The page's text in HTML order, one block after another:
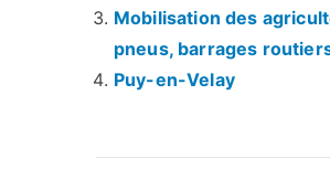
Mobilisation des
pneus, barrages
Puy-en-Velay